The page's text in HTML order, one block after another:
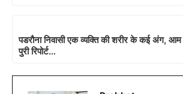
पडरौना निवासी एक व्यक्ति की शरीर के कई अंग, आम
पुरी रिपोर्ट…